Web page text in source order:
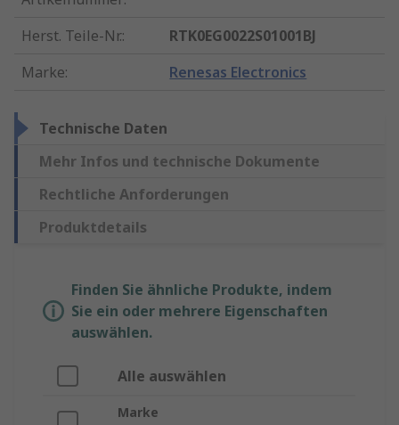
Herst. Teile-Nr.:
RTK0EG0022S01001BJ
Marke: Renesas Electronics
Technische Daten
Mehr Infos und technische Dokumente
Rechtliche Anforderungen
Produktdetails
Finden Sie ähnliche Produkte, indem
Sie ein oder mehrere Eigenschaften
auswählen.
Alle auswählen
Marke